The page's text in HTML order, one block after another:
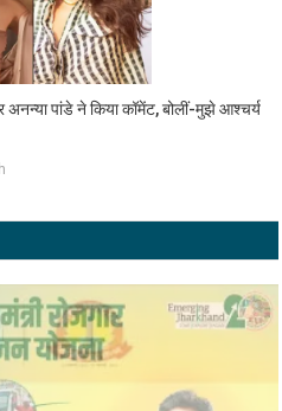
पांडे ने किया कॉमेंट, बोलीं-मुझे आश्चर्य